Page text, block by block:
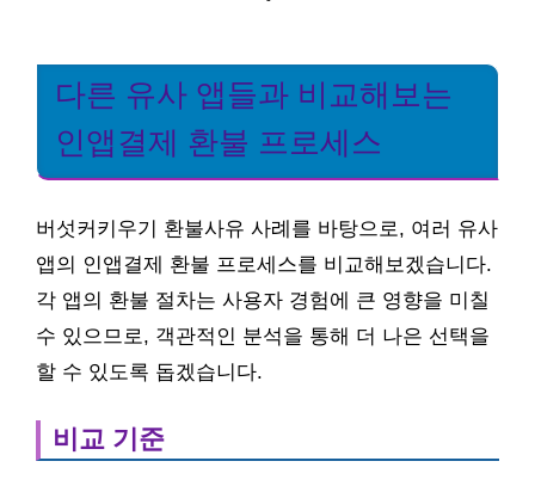
다른 유사 앱들과 비교해보는
인앱결제 환불 프로세스
버섯커키우기 환불사유 사례를 바탕으로, 여러 유사
앱의 인앱결제 환불 프로세스를 비교해보겠습니다.
각 앱의 환불 절차는 사용자 경험에 큰 영향을 미칠
수 있으므로, 객관적인 분석을 통해 더 나은 선택을
할 수 있도록 돕겠습니다.
비교 기준